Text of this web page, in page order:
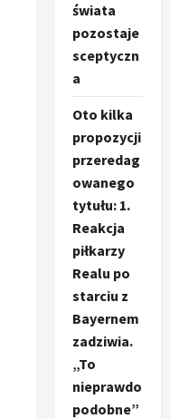
świata
pozostaje
sceptyczn
a
Oto kilka
propozycji
przeredag
owanego
tytułu: 1.
Reakcja
piłkarzy
Realu po
starciu z
Bayernem
zadziwia.
„To
nieprawdo
podobne”